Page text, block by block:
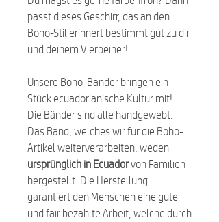
passt dieses Geschirr, das an den
Boho-Stil erinnert bestimmt gut zu dir
und deinem Vierbeiner!
Unsere Boho-Bänder bringen ein
Stück ecuadorianische Kultur mit!
Die Bänder sind alle handgewebt.
Das Band, welches wir für die Boho-
Artikel weiterverarbeiten, weden
ursprünglich in Ecuadorvon Familien
hergestellt. Die Herstellung
garantiert den Menschen eine gute
und fair bezahlte Arbeit, welche durch